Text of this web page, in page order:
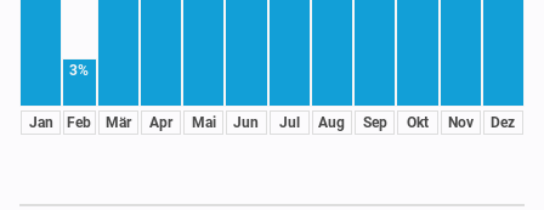
Jan
3%
Feb Mär Apr Mai Jun Jul Aug Sep Okt Nov Dez